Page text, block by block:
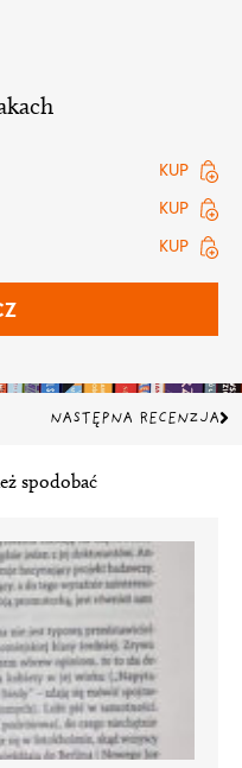
KUP
KUP
KUP
NASTĘPNA RECENZJA
spodobać